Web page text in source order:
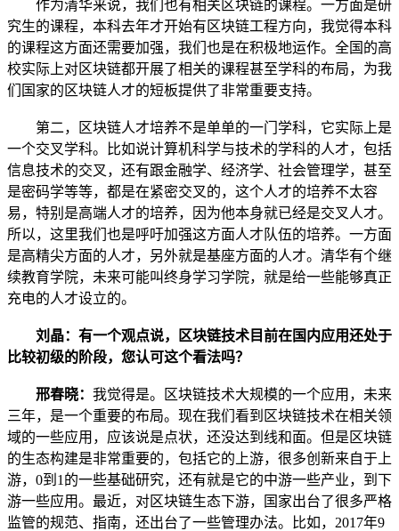
作为清华来说，我们也有相关区块链的课程。一方面是研
究生的课程，本科去年才开始有区块链工程方向，我觉得本科
的课程这方面还需要加强，我们也是在积极地运作。全国的高
校实际上对区块链都开展了相关的课程甚至学科的布局，为我
们国家的区块链人才的短板提供了非常重要支持。
第二，区块链人才培养不是单单的一门学科，它实际上是
一个交叉学科。比如说计算机科学与技术的学科的人才，包括
信息技术的交叉，还有跟金融学、经济学、社会管理学，甚至
是密码学等等，都是在紧密交叉的，这个人才的培养不太容
易，特别是高端人才的培养，因为他本身就已经是交叉人才。
所以，这里我们也是呼吁加强这方面人才队伍的培养。一方面
是高精尖方面的人才，另外就是基座方面的人才。清华有个继
续教育学院，未来可能叫终身学习学院，就是给一些能够真正
充电的人才设立的。
刘晶：有一个观点说，区块链技术目前在国内应用还处于
比较初级的阶段，您认可这个看法吗？
邢春晓： 我觉得是。区块链技术大规模的一个应用，未来
三年，是一个重要的布局。现在我们看到区块链技术在相关领
域的一些应用，应该说是点状，还没达到线和面。但是区块链
的生态构建是非常重要的，包括它的上游，很多创新来自于上
游，0到1的一些基础研究，还有就是它的中游一些产业，到下
游一些应用。最近，对区块链生态下游，国家出台了很多严格
监管的规范、指南，还出台了一些管理办法。比如，2017年9